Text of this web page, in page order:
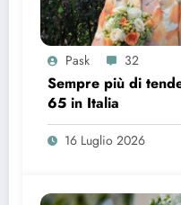
Pask 32
Sempre più di
65 in Italia
16 Luglio 2026